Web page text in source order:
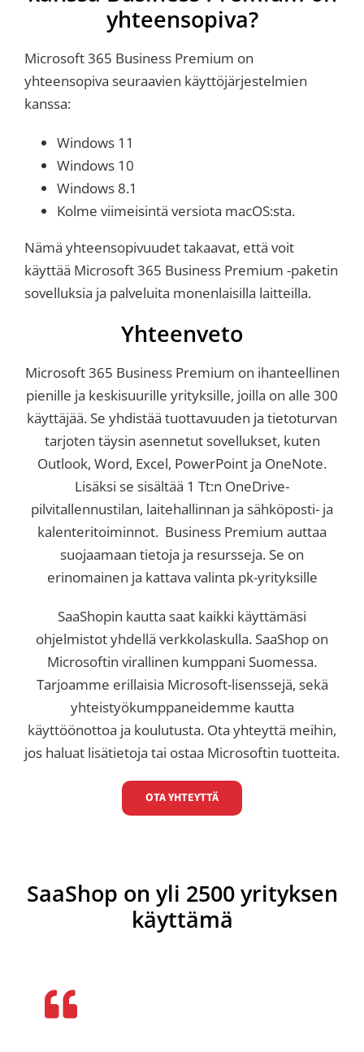
yhteensopiva?
Microsoft 365 Business Premium on
yhteensopiva seuraavien käyttöjärjestelmien
kanssa:
Windows 11
Windows 10
Windows 8.1
Kolme viimeisintä versiota macOS:sta.
Nämä yhteensopivuudet takaavat, että voit
käyttää Microsoft 365 Business Premium -paketin
sovelluksia ja palveluita monenlaisilla laitteilla.
Yhteenveto
Microsoft 365 Business Premium on ihanteellinen
pienille ja keskisuurille yrityksille, joilla on alle 300
käyttäjää. Se yhdistää tuottavuuden ja tietoturvan
tarjoten täysin asennetut sovellukset, kuten
Outlook, Word, Excel, PowerPoint ja OneNote.
Lisäksi se sisältää 1 Tt:n OneDrive-
pilvitallennustilan, laitehallinnan ja sähköposti- ja
kalenteritoiminnot. Business Premium auttaa
suojaamaan tietoja ja resursseja. Se on
erinomainen ja kattava valinta pk-yrityksille
SaaShopin kautta saat kaikki käyttämäsi
ohjelmistot yhdellä verkkolaskulla. SaaShop on
Microsoftin virallinen kumppani Suomessa.
Tarjoamme erillaisia Microsoft-lisenssejä, sekä
yhteistyökumppaneidemme kautta
käyttöönottoa ja koulutusta. Ota yhteyttä meihin,
jos haluat lisätietoja tai ostaa Microsoftin tuotteita.
OTA YHTEYTTÄ
SaaShop on yli 2500 yrityksen
käyttämä